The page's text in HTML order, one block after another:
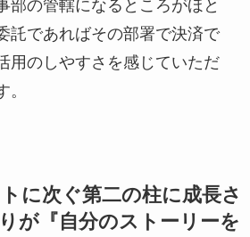
部の管轄になるところがほと
託であればその部署で決済で
用のしやすさを感じていただ
に次ぐ第二の柱に成長さ
が『自分のストーリーを